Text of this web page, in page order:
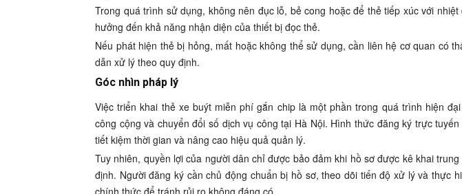
Trong quá trình sử dụng, không nên đục lỗ, bẻ cong hoặc để thẻ tiếp xúc với
hưởng đến khả năng nhận diện của thiết bị đọc thẻ.
Nếu phát hiện thẻ bị hỏng, mất hoặc không thể sử dụng, cần liên hệ cơ quan có
dẫn xử lý theo quy định.
Góc nhìn pháp lý
Việc triển khai thẻ xe buýt miễn phí gắn chip là một phần trong quá trình hiện
công cộng và chuyển đổi số dịch vụ công tại Hà Nội. Hình thức đăng ký trực
tiết kiệm thời gian và nâng cao hiệu quả quản lý.
Tuy nhiên, quyền lợi của người dân chỉ được bảo đảm khi hồ sơ được kê khai
định. Người đăng ký cần chủ động chuẩn bị hồ sơ, theo dõi tiến độ xử lý và thực